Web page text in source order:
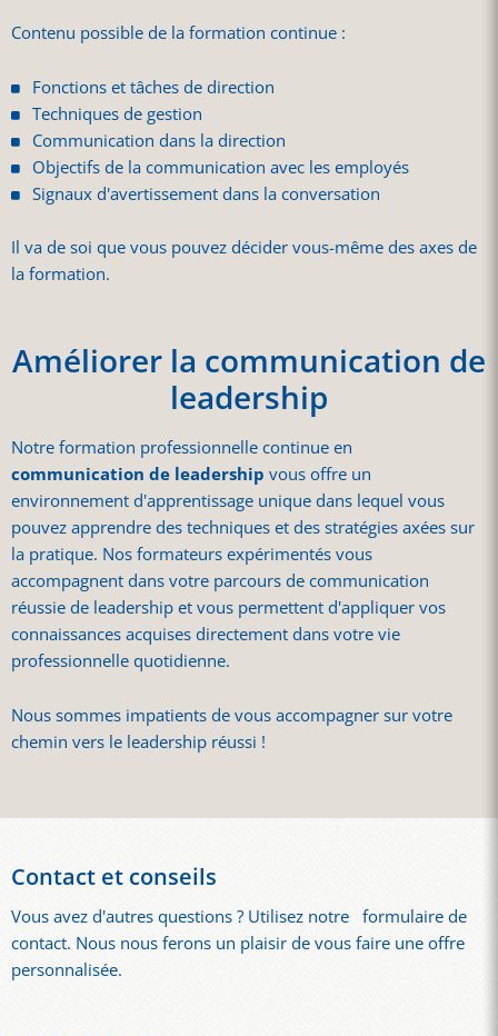
Contenu possible de la formation continue :
Fonctions et tâches de direction
Techniques de gestion
Communication dans la direction
Objectifs de la communication avec les employés
Signaux d'avertissement dans la conversation
Il va de soi que vous pouvez décider vous-même des axes de
la formation.
Améliorer la communication de
leadership
Notre formation professionnelle continue en
communication de leadership vous offre un
environnement d'apprentissage unique dans lequel vous
pouvez apprendre des techniques et des stratégies axées sur
la pratique. Nos formateurs expérimentés vous
accompagnent dans votre parcours de communication
réussie de leadership et vous permettent d'appliquer vos
connaissances acquises directement dans votre vie
professionnelle quotidienne.
Nous sommes impatients de vous accompagner sur votre
chemin vers le leadership réussi !
Contact et conseils
Vous avez d'autres questions ? Utilisez notre formulaire de
contact. Nous nous ferons un plaisir de vous faire une offre
personnalisée.